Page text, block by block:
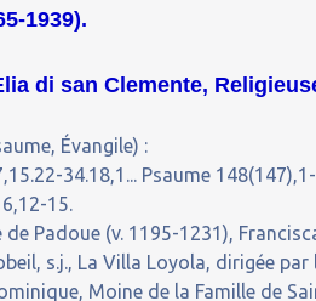
1939).
di san Clemente,
Évangile) :
34.18,1... Psaume
15.
Padoue (v. 1195-1231),
s.j., La Villa Loyola, dirigée par
Moine de la Famille de